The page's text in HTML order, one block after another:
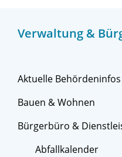
Verwaltung &
Aktuelle Behördeninfos
Bauen & Wohnen
Bürgerbüro &
Abfallkalender